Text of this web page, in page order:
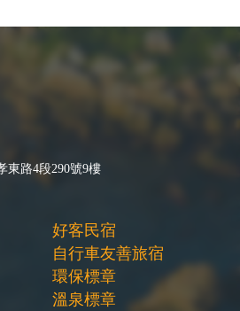
東路4段290號9樓
好客民宿
自行車友善旅宿
環保標章
溫泉標章